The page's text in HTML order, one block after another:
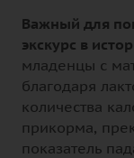
Важный для
экскурс в
младенцы с
благодаря
количества
прикорма,
показатель